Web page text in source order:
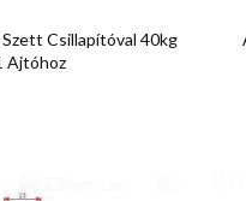
Csillapítóval 40kg
Ajtóhoz
Előnézet